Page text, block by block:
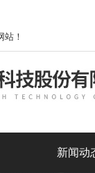
！
新闻动